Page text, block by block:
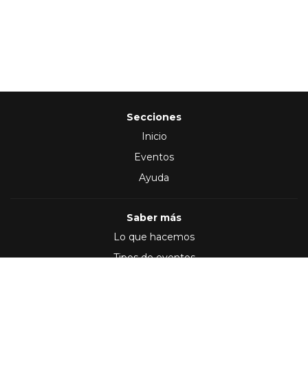
Secciones
Inicio
Eventos
Ayuda
Saber más
Lo que hacemos
Tipos de eventos